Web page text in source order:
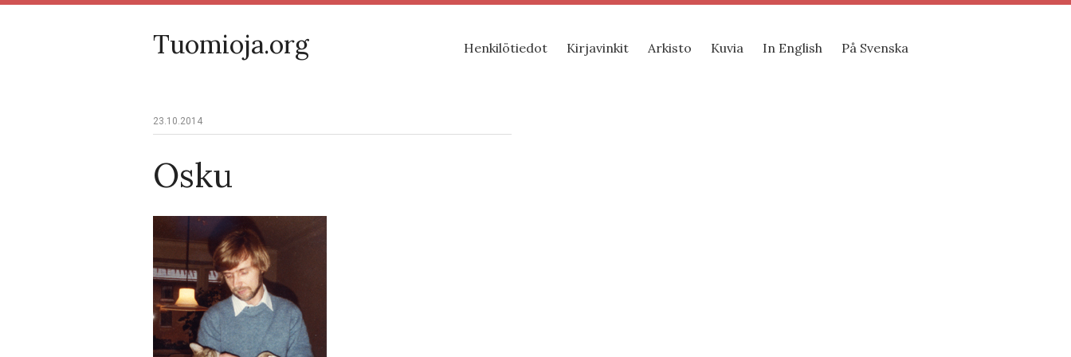
Tuomioja.org Henkilötiedot Kirjavinkit Arkisto Kuvia In English På Svenska
23.10.2014
Osku